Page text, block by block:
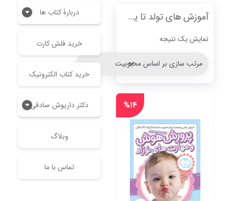
دربارۀ کتاب ها
خرید فلش کارت
خرید کتاب الکترونیک
دکتر داریوش صادقی
وبلاگ
تماس با ما
آموزش های تولد تا یک سالگی
نمایش یک نتیجه
%۱۴